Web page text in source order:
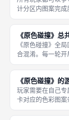
计分区内图案完
《原色碰撞》每
抽取两至三张卡
用的得分
《原色碰撞》总
《原色碰撞》全
合混淆。每一轮
搭建全新画布。
局内部，玩家轮
满，立刻结
《原色碰撞》的
玩家需要在自己
卡对应的色彩图
轮独立画布创作
累加，总分最高